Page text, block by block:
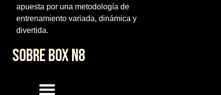
apuesta por una metodología de
entrenamiento variada, dinámica y
divertida.
SOBRE BOX N8